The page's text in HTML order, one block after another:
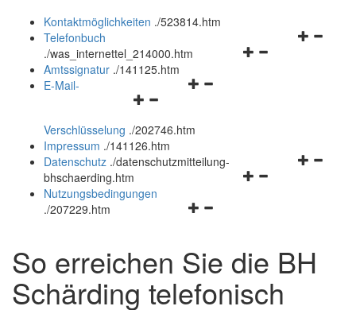
Kontaktmöglichkeiten ./523814.htm
Navigationsmenü
Telefonbuch
./was_internettel_214000.htm
Navigationsmenü
schließen
Amtssignatur ./141125.htm
Navigationsmenü
und
schließen
E-Mail-
Verschlüsselung ./202746.htm
Impressum ./141126.htm
Navigationsmenü
Datenschutz ./datenschutzmitteilung-
bhschaerding.htm
Navigationsmenü
schließen
Nutzungsbedingungen
./207229.htm
So erreichen Sie die BH
Schärding telefonisch